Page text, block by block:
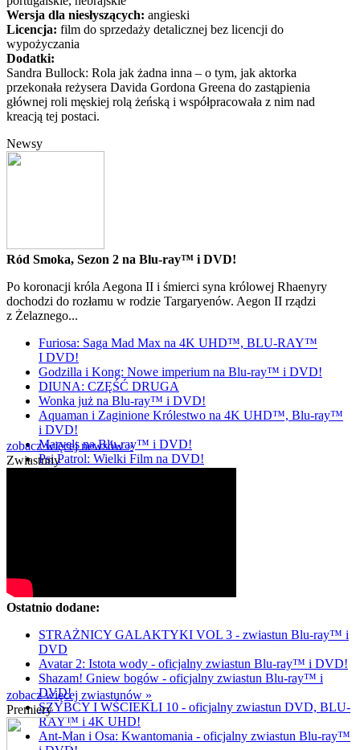
Wersja dla niesłyszących: angieski
Licencja: film do sprzedaży detalicznej bez licencji do
wypożyczania
Dodatki:
Sandra Bullock: Rola jak żadna inna – o tym, jak aktorka
przekonała reżysera Davida Gordona Greena do zastąpienia
głównej roli męskiej rolą żeńską i współpracowała z nim nad
kreacją tej postaci.
Newsy
Ród Smoka, Sezon 2 na Blu-ray™ i DVD!
Po koronacji króla Aegona II i śmierci syna królowej Rhaenyry
dochodzi do rozłamu w rodzie Targaryenów. Aegon II rządzi
z Żelaznego...
Furiosa: Saga Mad Max na 4K UHD™, BLU-RAY™
I DVD!
Godzilla i Kong: Nowe imperium na Blu-ray™ i DVD!
DIUNA: CZĘŚĆ DRUGA
Wonka już na Blu-ray™ i DVD!
Aquaman i Zaginione Królestwo na 4K UHD™, Blu-ray™
i DVD!
Marvels na Blu-ray™ i DVD!
Psi Patrol: Wielki Film na DVD!
zobacz więcej newsów »
Zwiastuny
Ostatnio dodane:
STRAŻNICY GALAKTYKI VOL 3 - zwiastun Blu-ray™ i
DVD
Avatar 2: Istota wody - oficjalny zwiastun Blu-ray™ i DVD!
Shazam! Gniew bogów - oficjalny zwiastun Blu-ray™ i
DVD!
SZYBCY I WŚCIEKLI 10 - oficjalny zwiastun DVD, BLU-
RAY™ i 4K UHD!
Ant-Man i Osa: Kwantomania - oficjalny zwiastun Blu-ray™
zobacz więcej zwiastunów »
Premiery